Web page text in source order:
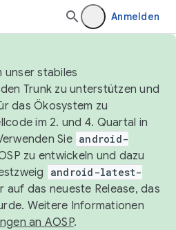
Anmelden
unser stabiles
Trunk zu unterstützen und
das Ökosystem zu
im 2. und 4. Quartal in
Sie android-
zu entwickeln und dazu
android-latest-
auf das neueste Release, das
Weitere Informationen
an AOSP.